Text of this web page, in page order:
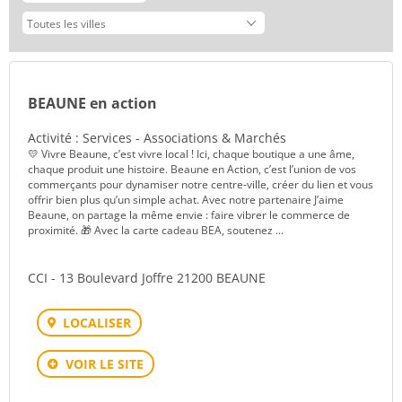
BEAUNE en action
Activité : Services - Associations & Marchés
💛 Vivre Beaune, c’est vivre local ! Ici, chaque boutique a une âme,
chaque produit une histoire. Beaune en Action, c’est l’union de vos
commerçants pour dynamiser notre centre-ville, créer du lien et vous
offrir bien plus qu’un simple achat. Avec notre partenaire J’aime
Beaune, on partage la même envie : faire vibrer le commerce de
proximité. 🎁 Avec la carte cadeau BEA, soutenez ...
CCI - 13 Boulevard Joffre 21200 BEAUNE
LOCALISER
VOIR LE SITE